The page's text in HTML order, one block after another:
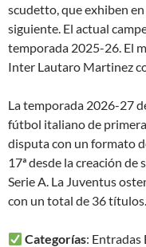
scudetto, que exhiben
siguiente. El actual
temporada 2025-26. El
Inter Lautaro Martinez
La temporada 2026-27
fútbol italiano de primera
disputa con un formato
17ª desde la creación
Serie A. La Juventus
con un total de 36 títulos.
Categorías: Entradas